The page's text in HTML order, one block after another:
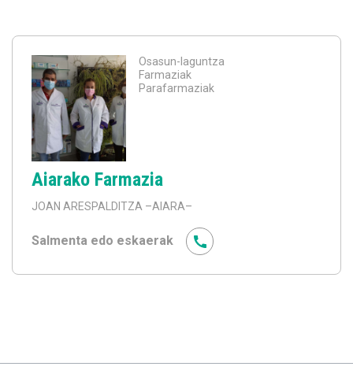
Osasun-laguntza
Farmaziak
Parafarmaziak
Aiarako Farmazia
JOAN ARESPALDITZA –AIARA–
Salmenta edo eskaerak